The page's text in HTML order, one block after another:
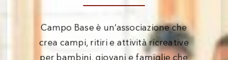
Campo Base è un’associazione che
crea campi, ritiri e attività ricreative
per bambini, giovani e famiglie che